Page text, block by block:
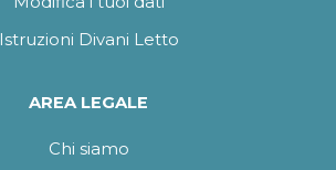
Istruzioni Divani Letto
AREA LEGALE
Chi siamo